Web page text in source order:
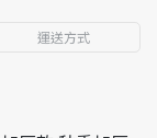
運送方式